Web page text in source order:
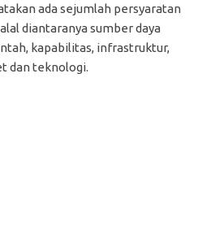
ada sejumlah persyaratan
diantaranya sumber daya
kapabilitas, infrastruktur,
dan teknologi.